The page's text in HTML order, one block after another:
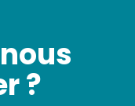
?